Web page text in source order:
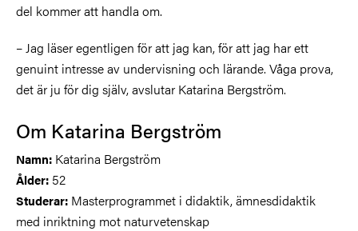
del kommer att handla om.
– Jag läser egentligen för att jag kan, för att jag har ett
genuint intresse av undervisning och lärande. Våga prova,
det är ju för dig själv, avslutar Katarina Bergström.
Om Katarina Bergström
Namn: Katarina Bergström
Ålder: 52
Studerar: Masterprogrammet i didaktik, ämnesdidaktik
med inriktning mot naturvetenskap